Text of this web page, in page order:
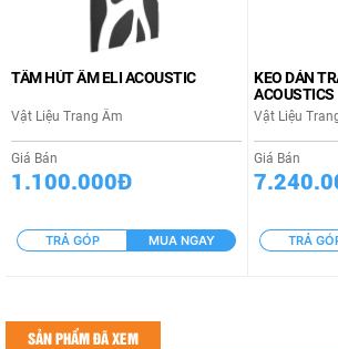
TẤM HÚT ÂM ELI ACOUSTIC
Vật Liệu Trang Âm
Giá Bán
1.100.000Đ
TRẢ GÓP MUA NGAY
KEO DÁN
ACOUSTICS
Vật Liệu
Giá Bán
TRẢ
SẢN PHẨM ĐÃ XEM